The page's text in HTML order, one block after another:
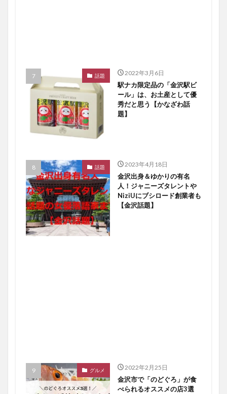
話題 2022年3月6日
駅ナカ限定品の「金沢駅ビ
ール」は、お土産として優
秀だと思う【かなざわ話
題】
話題 2023年4月18日
金沢出身＆ゆかりの有名
人！ジャニーズタレントや
NiziUにブシロード創業者も
【金沢話題】
グルメ 2022年2月25日
金沢市で「のどぐろ」が食
べられるオススメの店3選